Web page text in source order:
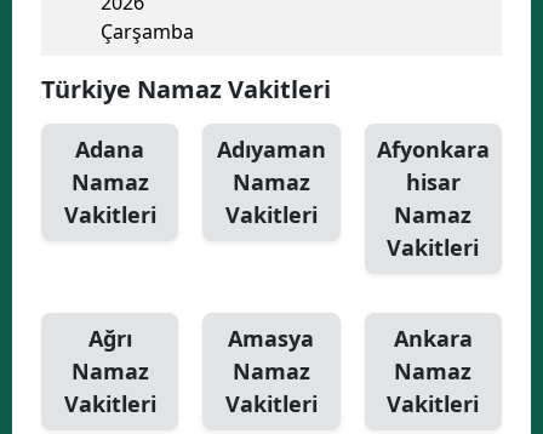
Çarşamba
Türkiye Namaz Vakitleri
Adana
Namaz
Vakitleri
Adıyaman
Namaz
Vakitleri
Afyonkara
hisar
Namaz
Vakitleri
Ağrı
Namaz
Vakitleri
Amasya
Namaz
Vakitleri
Ankara
Namaz
Vakitleri